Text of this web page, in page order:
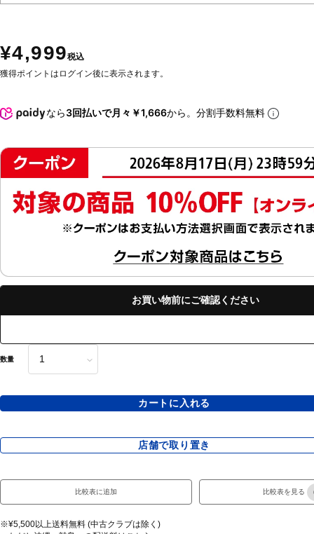
¥4,999税込
獲得ポイントはログイン後に表示されます。
なら3回払いで月々￥1,666から。分割手数料無料
お買い物前にご確認ください
数量
カートに入れる
店舗で取り置き
比較表に追加 比較表を見る
※¥5,500以上送料無料 (中古クラブは除く)